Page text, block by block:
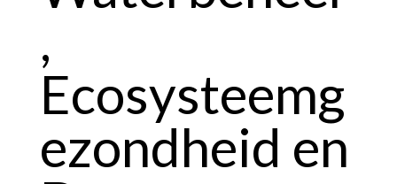
,
Ecosysteemg
ezondheid en